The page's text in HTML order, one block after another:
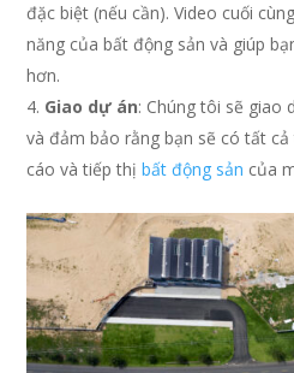
đặc biệt (nếu cần). Video cuối
năng của bất động sản và giúp
hơn.
Giao dự án: Chúng tôi sẽ giao
và đảm bảo rằng bạn sẽ có tất
cáo và tiếp thịbất động sản của